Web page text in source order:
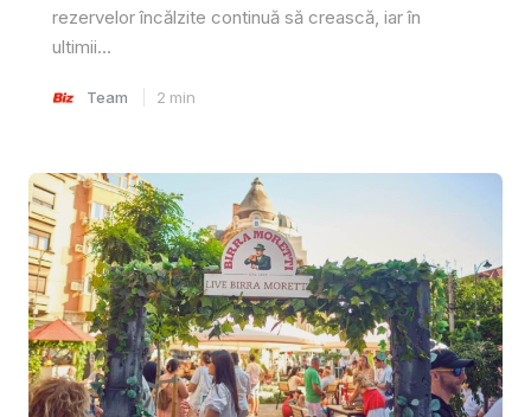
rezervelor încălzite continuă să crească, iar în
ultimii...
Team 2 min